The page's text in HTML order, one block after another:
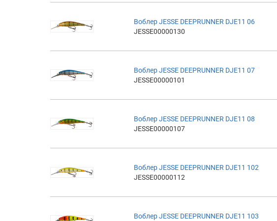
Воблер JESSE DEEPRUNNER DJE11 06
JESSE00000130
Воблер JESSE DEEPRUNNER DJE11 07
JESSE00000101
Воблер JESSE DEEPRUNNER DJE11 08
JESSE00000107
Воблер JESSE DEEPRUNNER DJE11 102
JESSE00000112
Воблер JESSE DEEPRUNNER DJE11 103